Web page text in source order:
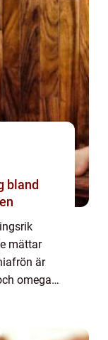
mättar
är
omega-